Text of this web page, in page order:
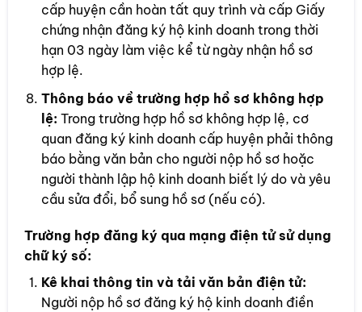
cấp huyện cần hoàn tất quy trình và cấp Giấy
chứng nhận đăng ký hộ kinh doanh trong thời
hạn 03 ngày làm việc kể từ ngày nhận hồ sơ
hợp lệ.
Thông báo về trường hợp hồ sơ không hợp
lệ: Trong trường hợp hồ sơ không hợp lệ, cơ
quan đăng ký kinh doanh cấp huyện phải thông
báo bằng văn bản cho người nộp hồ sơ hoặc
người thành lập hộ kinh doanh biết lý do và yêu
cầu sửa đổi, bổ sung hồ sơ (nếu có).
Trường hợp đăng ký qua mạng điện tử sử dụng
chữ ký số:
Kê khai thông tin và tải văn bản điện tử:
Người nộp hồ sơ đăng ký hộ kinh doanh điền